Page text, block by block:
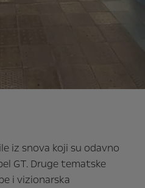
iz snova koji su odavno
GT. Druge tematske
i vizionarska